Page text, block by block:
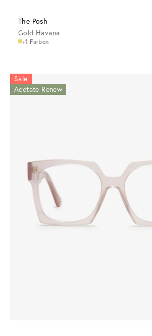
The Posh
Gold Havana
+1 Farben
Sale
Acetate Renew